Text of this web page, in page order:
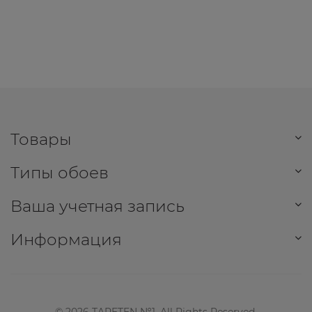
Товары
Типы обоев
Ваша учетная запись
Информация